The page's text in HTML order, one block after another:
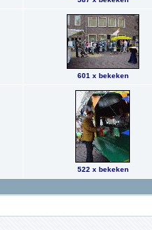
601 x bekeken
522 x bekeken